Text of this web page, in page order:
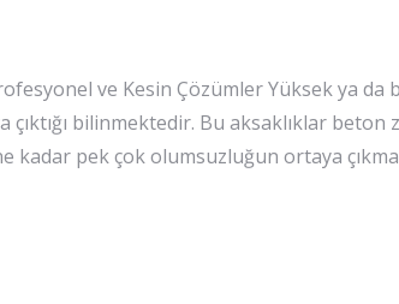
ve Kesin Çözümler Yüksek ya da
çıktığı bilinmektedir. Bu aksaklıklar beton
kadar pek çok olumsuzluğun ortaya